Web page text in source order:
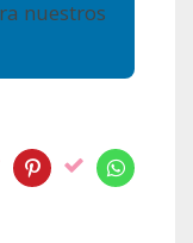
nuestros